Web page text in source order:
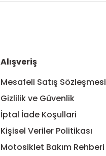
Alışveriş
Mesafeli Satış Sözleşmesi
Gizlilik ve Güvenlik
İptal İade Koşullari
Kişisel Veriler Politikası
Motosiklet Bakım Rehberi